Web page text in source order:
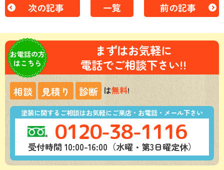
次の記事 一覧 前の記事
お電話の方
はこちら
まずはお気軽に
電話でご相談下さい!!
相談 見積り 診断 は無料!
塗装に関するご相談はお気軽にご来店・お電話・メール下さい
0120-38-1116
受付時間 10:00-16:00（水曜・第3日曜定休）